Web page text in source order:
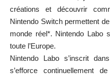
créations et découvrir
Nintendo Switch permettent
monde réel*. Nintendo Labo
toute l’Europe.
Nintendo Labo s’inscrit
s’efforce continuellement